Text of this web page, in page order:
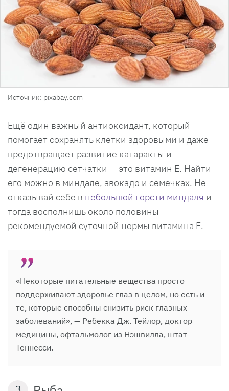
Источник: pixabay.com
Ещё один важный антиоксидант, который
помогает сохранять клетки здоровыми и даже
предотвращает развитие катаракты и
дегенерацию сетчатки — это витамин Е. Найти
его можно в миндале, авокадо и семечках. Не
отказывай себе в небольшой горсти миндаля и
тогда восполнишь около половины
рекомендуемой суточной нормы витамина Е.
«Некоторые питательные вещества просто
поддерживают здоровье глаз в целом, но есть и
те, которые способны снизить риск глазных
заболеваний», — Ребекка Дж. Тейлор, доктор
медицины, офтальмолог из Нэшвилла, штат
Теннесси.